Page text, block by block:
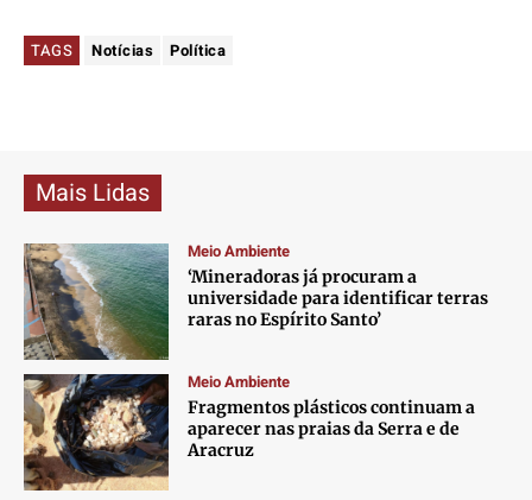
TAGS Notícias Política
Mais Lidas
Meio Ambiente
‘Mineradoras já procuram a
universidade para identificar terras
raras no Espírito Santo’
Meio Ambiente
Fragmentos plásticos continuam a
aparecer nas praias da Serra e de
Aracruz